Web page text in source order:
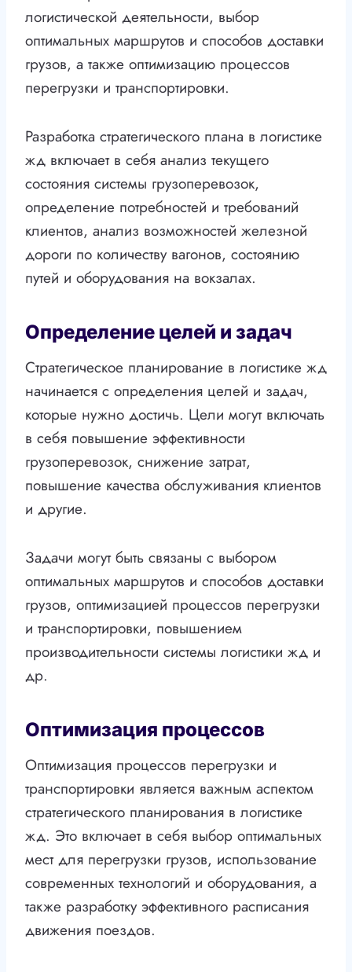
логистической деятельности, выбор
оптимальных маршрутов и способов доставки
грузов, а также оптимизацию процессов
перегрузки и транспортировки.
Разработка стратегического плана в логистике
жд включает в себя анализ текущего
состояния системы грузоперевозок,
определение потребностей и требований
клиентов, анализ возможностей железной
дороги по количеству вагонов, состоянию
путей и оборудования на вокзалах.
Определение целей и задач
Стратегическое планирование в логистике жд
начинается с определения целей и задач,
которые нужно достичь. Цели могут включать
в себя повышение эффективности
грузоперевозок, снижение затрат,
повышение качества обслуживания клиентов
и другие.
Задачи могут быть связаны с выбором
оптимальных маршрутов и способов доставки
грузов, оптимизацией процессов перегрузки
и транспортировки, повышением
производительности системы логистики жд и
др.
Оптимизация процессов
Оптимизация процессов перегрузки и
транспортировки является важным аспектом
стратегического планирования в логистике
жд. Это включает в себя выбор оптимальных
мест для перегрузки грузов, использование
современных технологий и оборудования, а
также разработку эффективного расписания
движения поездов.